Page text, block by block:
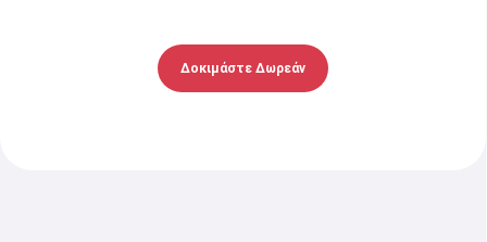
Δοκιμάστε Δωρεάν